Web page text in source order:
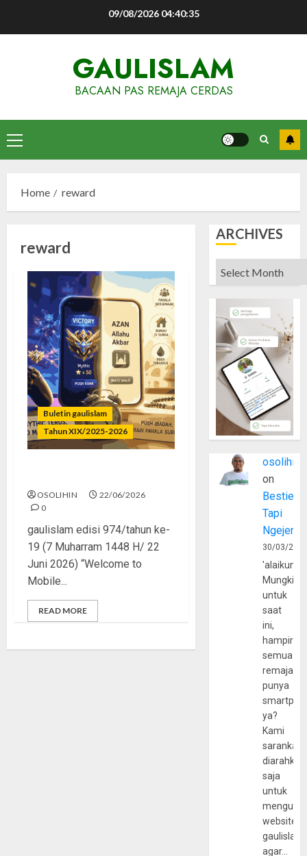
09/08/2026 04:40:35
GAULISLAM
BACAAN PAS REMAJA CERDAS
Primary
Menu
Home reward
reward
Buletin gaulislam
Tahun XIX/2025-2026
OSOLIHIN
22/06/2026
0
gaulislam edisi 974/tahun ke-
19 (7 Muharram 1448 H/ 22
Juni 2026) “Welcome to
Mobile...
READ MORE
ARCHIVES
Archives
osolihin
on
Bestie
Tapi
30/03/
Mungkin
untuk
saat
ini,
hampir
semua
remaja
punya
ya?
Kami
sarankan,
diarahkan
saja
untuk
website
agar…